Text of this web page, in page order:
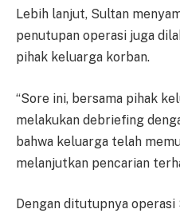
Lebih lanjut, Sultan
penutupan operasi juga
pihak keluarga korban.
“Sore ini, bersama pihak
melakukan debriefing
bahwa keluarga telah
melanjutkan pencarian
Dengan ditutupnya operasi